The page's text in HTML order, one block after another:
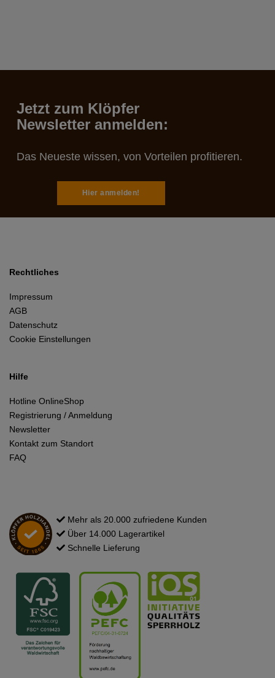
Jetzt zum Klöpfer
Newsletter anmelden:
Das Neueste wissen, von Vorteilen profitieren.
Hier anmelden!
Rechtliches
Impressum
AGB
Datenschutz
Cookie Einstellungen
Hilfe
Hotline OnlineShop
Registrierung / Anmeldung
Newsletter
Kontakt zum Standort
FAQ
Mehr als 20.000 zufriedene Kunden
Über 14.000 Lagerartikel
Schnelle Lieferung